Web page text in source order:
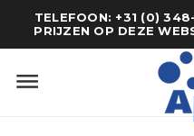
TELEFOON: +31 (0)
PRIJZEN OP DEZE